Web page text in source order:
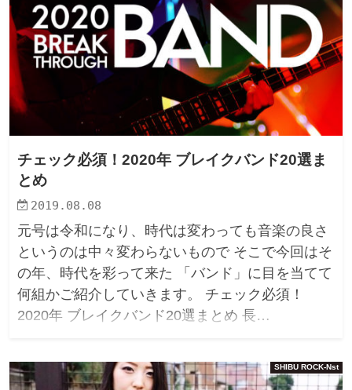
チェック必須！2020年 ブレイクバンド20選ま
とめ
2019.08.08
元号は令和になり、時代は変わっても音楽の良さ
というのは中々変わらないもので そこで今回はそ
の年、時代を彩って来た 「バンド」に目を当てて
何組かご紹介していきます。 チェック必須！
2020年 ブレイクバンド20選まとめ 長…
SHIBU ROCK-Nst